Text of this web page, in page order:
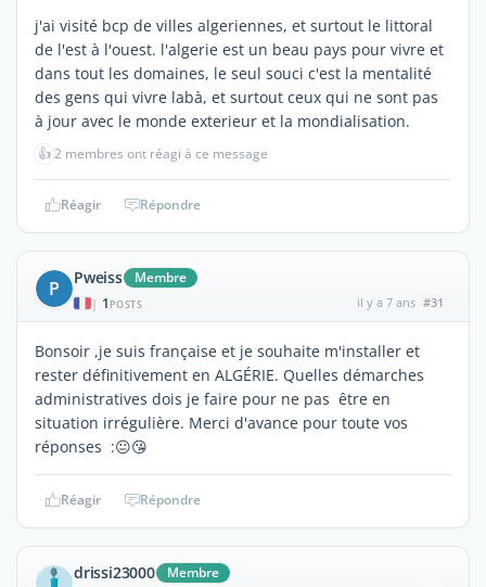
j'ai visité bcp de villes algeriennes, et surtout le littoral
de l'est à l'ouest. l'algerie est un beau pays pour vivre et
dans tout les domaines, le seul souci c'est la mentalité
des gens qui vivre labà, et surtout ceux qui ne sont pas
à jour avec le monde exterieur et la mondialisation.
👍2 membres ont réagi à ce message
Réagir Répondre
P Pweiss Membre
| 1 POSTS il y a 7 ans #31
Bonsoir ,je suis française et je souhaite m'installer et
rester définitivement en ALGÉRIE. Quelles démarches
administratives dois je faire pour ne pas être en
situation irrégulière. Merci d'avance pour toute vos
réponses :😐😘
Réagir Répondre
drissi23000 Membre